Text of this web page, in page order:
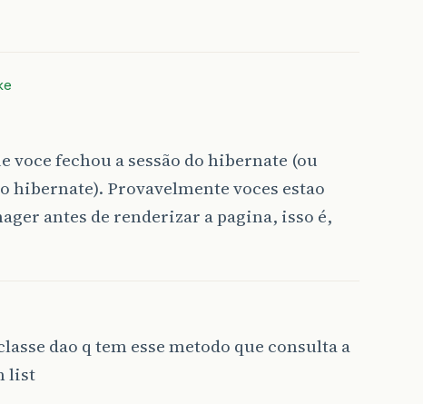
voce fechou a sessão do hibernate (ou
hibernate). Provavelmente voces estao
antes de renderizar a pagina, isso é,
dao q tem esse metodo que consulta a
list